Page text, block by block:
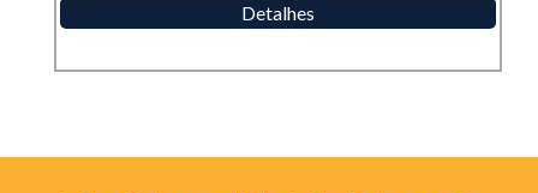
Detalhes